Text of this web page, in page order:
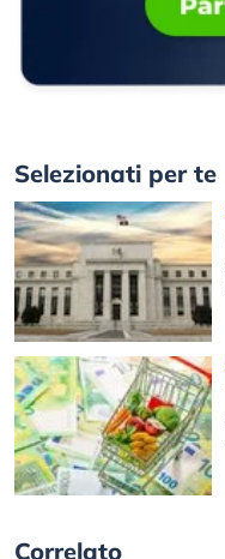
Selezionati per te
Correlato